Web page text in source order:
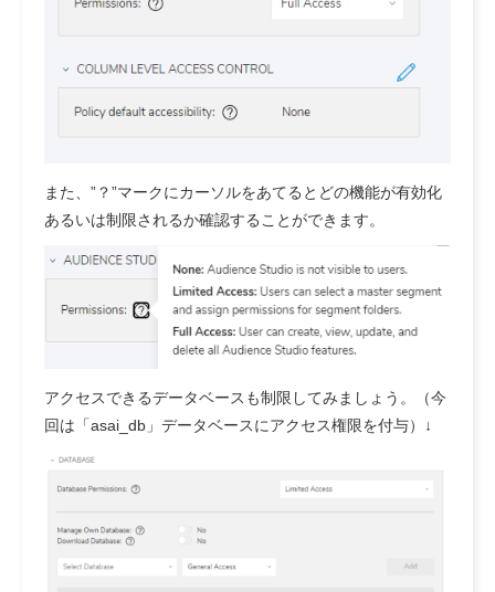
また、”？”マークにカーソルをあてるとどの機能が有効化
あるいは制限されるか確認することができます。
アクセスできるデータベースも制限してみましょう。（今
回は「asai_db」データベースにアクセス権限を付与）↓